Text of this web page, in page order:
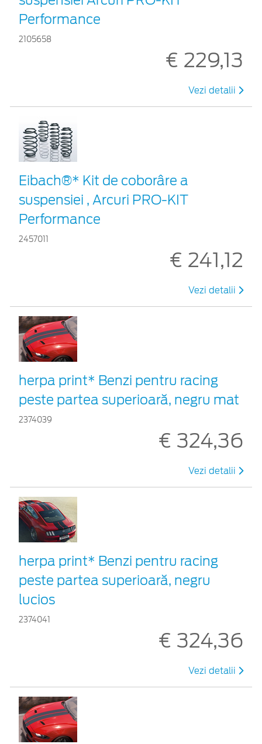
Performance
2105658
€ 229,13
Vezi detalii
Eibach®* Kit de coborâre a
suspensiei , Arcuri PRO-KIT
Performance
2457011
€ 241,12
Vezi detalii
herpa print* Benzi pentru racing
peste partea superioară, negru mat
2374039
€ 324,36
Vezi detalii
herpa print* Benzi pentru racing
peste partea superioară, negru
lucios
2374041
€ 324,36
Vezi detalii